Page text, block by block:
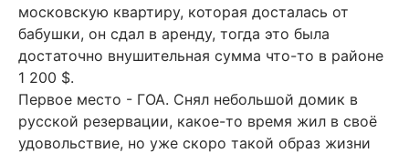
московскую квартиру, которая досталась от
бабушки, он сдал в аренду, тогда это была
достаточно внушительная сумма что-то в районе
1 200 $.
Первое место - ГОА. Снял небольшой домик в
русской резервации, какое-то время жил в своё
удовольствие, но уже скоро такой образ жизни